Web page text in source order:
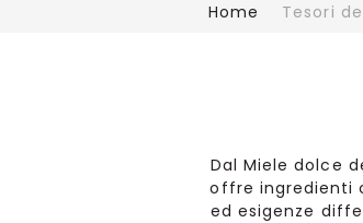
Home Tesori
Dal Miele dolce
offre ingredienti
ed esigenze